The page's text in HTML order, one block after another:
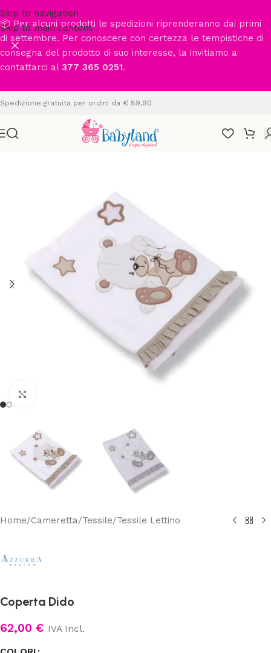
Skip to navigation
Skip to main content
📦 Per alcuni prodotti le spedizioni riprenderanno dai primi
di settembre. Per conoscere con certezza le tempistiche di
consegna del prodotto di suo interesse, la invitiamo a
contattarci al 377 365 0251.
Spedizione gratuita per ordini da € 89,90
Home/Cameretta/Tessile/Tessile Lettino
Coperta Dido
62,00 € IVA Incl.